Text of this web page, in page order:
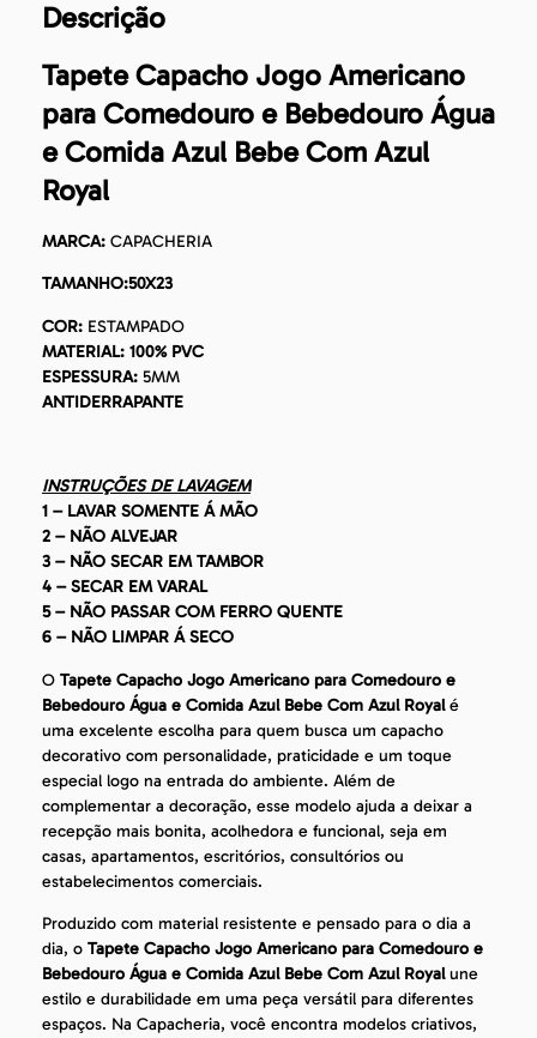
Descrição
Tapete Capacho Jogo Americano
para Comedouro e Bebedouro Água
e Comida Azul Bebe Com Azul
Royal
MARCA: CAPACHERIA
TAMANHO:50X23
COR: ESTAMPADO
MATERIAL: 100% PVC
ESPESSURA: 5MM
ANTIDERRAPANTE
INSTRUÇÕES DE LAVAGEM
1 – LAVAR SOMENTE Á MÃO
2 – NÃO ALVEJAR
3 – NÃO SECAR EM TAMBOR
4 – SECAR EM VARAL
5 – NÃO PASSAR COM FERRO QUENTE
6 – NÃO LIMPAR Á SECO
O Tapete Capacho Jogo Americano para Comedouro e
Bebedouro Água e Comida Azul Bebe Com Azul Royalé
uma excelente escolha para quem busca um capacho
decorativo com personalidade, praticidade e um toque
especial logo na entrada do ambiente. Além de
complementar a decoração, esse modelo ajuda a deixar a
recepção mais bonita, acolhedora e funcional, seja em
casas, apartamentos, escritórios, consultórios ou
estabelecimentos comerciais.
Produzido com material resistente e pensado para o dia a
dia, o Tapete Capacho Jogo Americano para Comedouro e
Bebedouro Água e Comida Azul Bebe Com Azul Royalune
estilo e durabilidade em uma peça versátil para diferentes
espaços. Na Capacheria, você encontra modelos criativos,